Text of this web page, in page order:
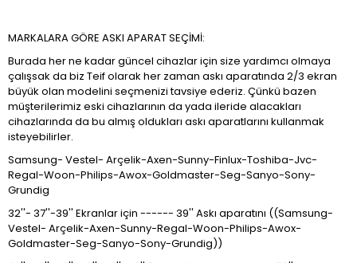
MARKALARA GÖRE ASKI APARAT SEÇİMİ:
Burada her ne kadar güncel cihazlar için size yardımcı olmaya
çalışsak da biz Teif olarak her zaman askı aparatında 2/3 ekran
büyük olan modelini seçmenizi tavsiye ederiz. Çünkü bazen
müşterilerimiz eski cihazlarının da yada ileride alacakları
cihazlarında da bu almış oldukları askı aparatlarını kullanmak
isteyebilirler.
Samsung- Vestel- Arçelik-Axen-Sunny-Finlux-Toshiba-Jvc-
Regal-Woon-Philips-Awox-Goldmaster-Seg-Sanyo-Sony-
Grundig
32''- 37''-39'' Ekranlar için ------ 39'' Askı aparatını ((Samsung-
Vestel- Arçelik-Axen-Sunny-Regal-Woon-Philips-Awox-
Goldmaster-Seg-Sanyo-Sony-Grundig))